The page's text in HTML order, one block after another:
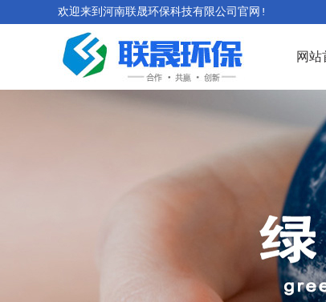
欢迎来到河南联晟环保科技有限公司官网!
网站